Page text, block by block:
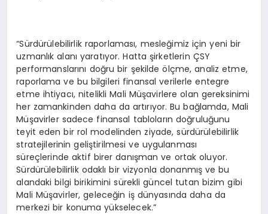
“Sürdürülebilirlik raporlaması, mesleğimiz için yeni bir
uzmanlık alanı yaratıyor. Hatta şirketlerin ÇSY
performanslarını doğru bir şekilde ölçme, analiz etme,
raporlama ve bu bilgileri finansal verilerle entegre
etme ihtiyacı, nitelikli Mali Müşavirlere olan gereksinimi
her zamankinden daha da artırıyor. Bu bağlamda, Mali
Müşavirler sadece finansal tabloların doğruluğunu
teyit eden bir rol modelinden ziyade, sürdürülebilirlik
stratejilerinin geliştirilmesi ve uygulanması
süreçlerinde aktif birer danışman ve ortak oluyor.
Sürdürülebilirlik odaklı bir vizyonla donanmış ve bu
alandaki bilgi birikimini sürekli güncel tutan bizim gibi
Mali Müşavirler, geleceğin iş dünyasında daha da
merkezi bir konuma yükselecek.”